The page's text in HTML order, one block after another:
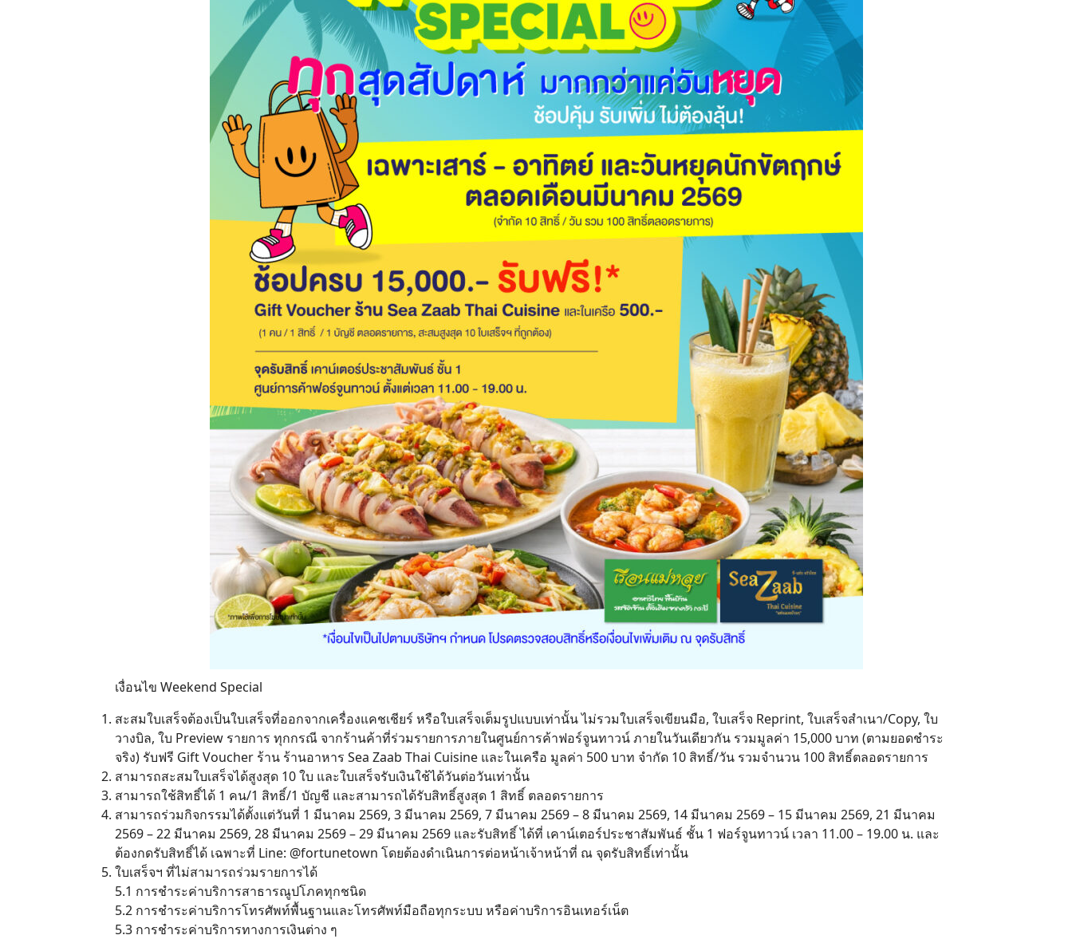
Search
for:
เงื่อนไข Weekend Special
สะสมใบเสร็จต้องเป็นใบเสร็จที่ออกจากเครื่องแคชเชียร์ หรือใบเสร็จเต็มรูปแบบเท่านั้น ไม่รวมใบเสร็จเขียนมือ, ใบเสร็จ Reprint, ใบเสร็จสำเนา/Copy, ใบ
วางบิล, ใบ Preview รายการ ทุกกรณี จากร้านค้าที่ร่วมรายการภายในศูนย์การค้าฟอร์จูนทาวน์ ภายในวันเดียวกัน รวมมูลค่า 15,000 บาท (ตามยอดชำระ
จริง) รับฟรี Gift Voucher ร้าน ร้านอาหาร Sea Zaab Thai Cuisine และในเครือ มูลค่า 500 บาท จำกัด 10 สิทธิ์/วัน รวมจำนวน 100 สิทธิ์ตลอดรายการ
สามารถสะสมใบเสร็จได้สูงสุด 10 ใบ และใบเสร็จรับเงินใช้ได้วันต่อวันเท่านั้น
สามารถใช้สิทธิ์ได้ 1 คน/1 สิทธิ์/1 บัญชี และสามารถได้รับสิทธิ์สูงสุด 1 สิทธิ์ ตลอดรายการ
สามารถร่วมกิจกรรมได้ตั้งแต่วันที่ 1 มีนาคม 2569, 3 มีนาคม 2569, 7 มีนาคม 2569 – 8 มีนาคม 2569, 14 มีนาคม 2569 – 15 มีนาคม 2569, 21 มีนาคม
2569 – 22 มีนาคม 2569, 28 มีนาคม 2569 – 29 มีนาคม 2569 และรับสิทธิ์ ได้ที่ เคาน์เตอร์ประชาสัมพันธ์ ชั้น 1 ฟอร์จูนทาวน์ เวลา 11.00 – 19.00 น. และ
ต้องกดรับสิทธิ์ได้ เฉพาะที่ Line: @fortunetown โดยต้องดำเนินการต่อหน้าเจ้าหน้าที่ ณ จุดรับสิทธิ์เท่านั้น
ใบเสร็จฯ ที่ไม่สามารถร่วมรายการได้
5.1 การชำระค่าบริการสาธารณูปโภคทุกชนิด
5.2 การชำระค่าบริการโทรศัพท์พื้นฐานและโทรศัพท์มือถือทุกระบบ หรือค่าบริการอินเทอร์เน็ต
5.3 การชำระค่าบริการทางการเงินต่าง ๆ